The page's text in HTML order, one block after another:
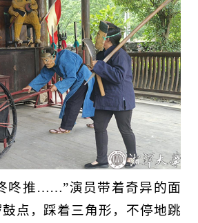
咚推……”演员带着奇异的面
点，踩着三角形，不停地跳